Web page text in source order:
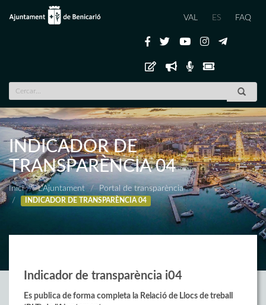
VAL ES FAQ
INDICADOR DE
TRANSPARÈNCIA 04
Inici L'Ajuntament Portal de transparència
INDICADOR DE TRANSPARÈNCIA 04
Indicador de transparència i04
Es publica de forma completa la Relació de Llocs de treball